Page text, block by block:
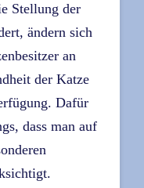
Stellung der
ändern sich
an
der Katze
Dafür
dass man auf